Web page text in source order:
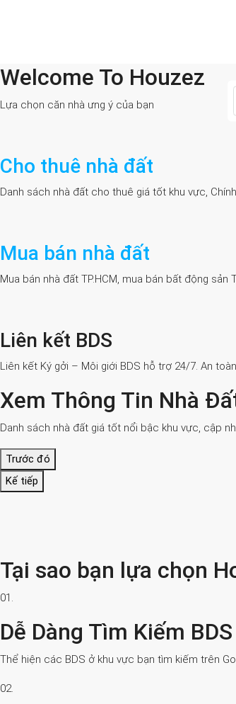
Welcome To Houzez
Lựa chọn căn nhà ưng ý của bạn
Cho thuê nhà đất
Danh sách nhà đất cho thuê giá tốt khu vực,
Mua bán nhà đất
Mua bán nhà đất TP.HCM, mua bán bất động
Liên kết BDS
Liên kết Ký gởi – Môi giới BDS hỗ trợ 24/7. An
Xem Thông Tin Nhà
Danh sách nhà đất giá tốt nổi bậc khu vực, cập
Trước đó
Kế tiếp
Tại sao bạn lựa chọn
01.
Dễ Dàng Tìm Kiếm
Thể hiện các BDS ở khu vực bạn tìm kiếm trên
02.